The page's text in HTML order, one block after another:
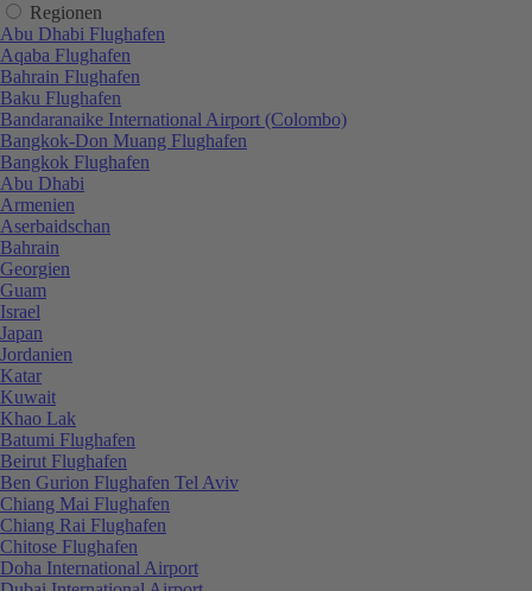
Regionen
Abu Dhabi Flughafen
Aqaba Flughafen
Bahrain Flughafen
Baku Flughafen
Bandaranaike International Airport (Colombo)
Bangkok-Don Muang Flughafen
Bangkok Flughafen
Abu Dhabi
Armenien
Aserbaidschan
Bahrain
Georgien
Guam
Israel
Japan
Jordanien
Katar
Kuwait
Khao Lak
Batumi Flughafen
Beirut Flughafen
Ben Gurion Flughafen Tel Aviv
Chiang Mai Flughafen
Chiang Rai Flughafen
Chitose Flughafen
Doha International Airport